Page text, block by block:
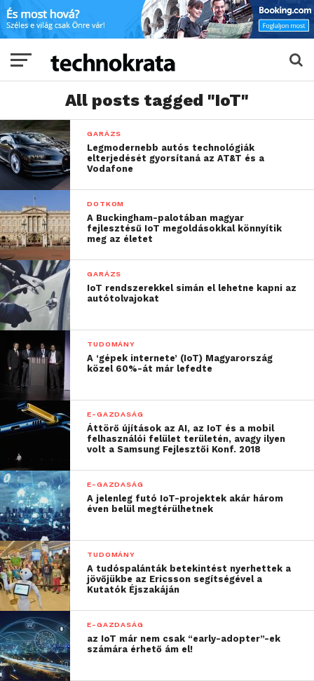
All posts tagged "IoT"
GARÁZS
Legmodernebb autós technológiák
elterjedését gyorsítaná az AT&T és a
Vodafone
DOTKOM
A Buckingham-palotában magyar
fejlesztésű IoT megoldásokkal könnyítik
meg az életet
GARÁZS
IoT rendszerekkel simán el lehetne kapni az
autótolvajokat
TUDOMÁNY
A ‘gépek internete’ (IoT) Magyarország
közel 60%-át már lefedte
E-GAZDASÁG
Áttörő újítások az AI, az IoT és a mobil
felhasználói felület területén, avagy ilyen
volt a Samsung Fejlesztői Konf. 2018
E-GAZDASÁG
A jelenleg futó IoT-projektek akár három
éven belül megtérülhetnek
TUDOMÁNY
A tudóspalánták betekintést nyerhettek a
jövőjükbe az Ericsson segítségével a
Kutatók Éjszakáján
E-GAZDASÁG
az IoT már nem csak “early-adopter”-ek
számára érhető ám el!